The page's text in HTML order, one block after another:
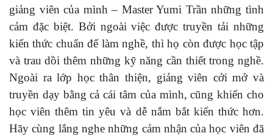
giảng viên của mình – Master Yumi Trần những tình
cảm đặc biệt. Bởi ngoài việc được truyền tải những
kiến thức chuẩn để làm nghề, thì họ còn được học tập
và trau dồi thêm những kỹ năng cần thiết trong nghề.
Ngoài ra lớp học thân thiện, giảng viên cởi mở và
truyền dạy bằng cả cái tâm của mình, cũng khiến cho
học viên thêm tin yêu và dễ nắm bắt kiến thức hơn.
Hãy cùng lắng nghe những cảm nhận của học viên đã